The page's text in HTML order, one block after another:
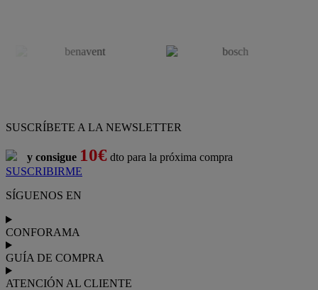
SUSCRÍBETE A LA NEWSLETTER
y consigue 10€ dto para la próxima compra
SUSCRIBIRME
SÍGUENOS EN
CONFORAMA
GUÍA DE COMPRA
ATENCIÓN AL CLIENTE